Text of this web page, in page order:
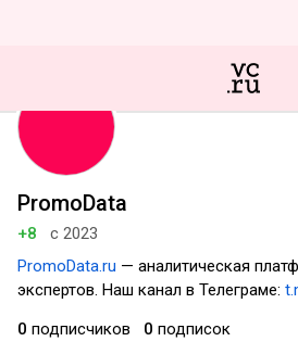
PromoData
+8
с 2023
PromoData.ru — аналитическая
экспертов. Наш канал в Телеграме:
0 подписчиков 0 подписок